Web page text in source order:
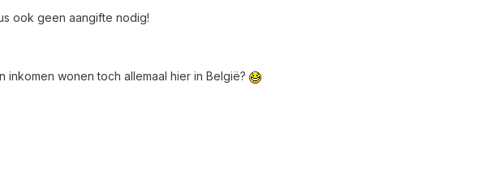
ook geen aangifte nodig!
inkomen wonen toch allemaal hier in België?